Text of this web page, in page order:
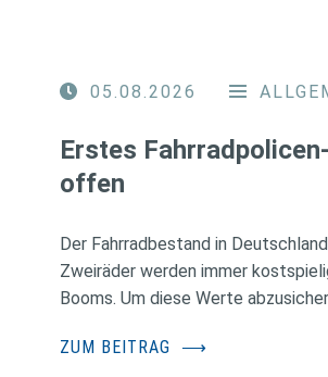
05.08.2026
Erstes
offen
Der Fahrradbestand in
Zweiräder werden immer
Booms. Um diese Werte
ZUM BEITRAG ⟶